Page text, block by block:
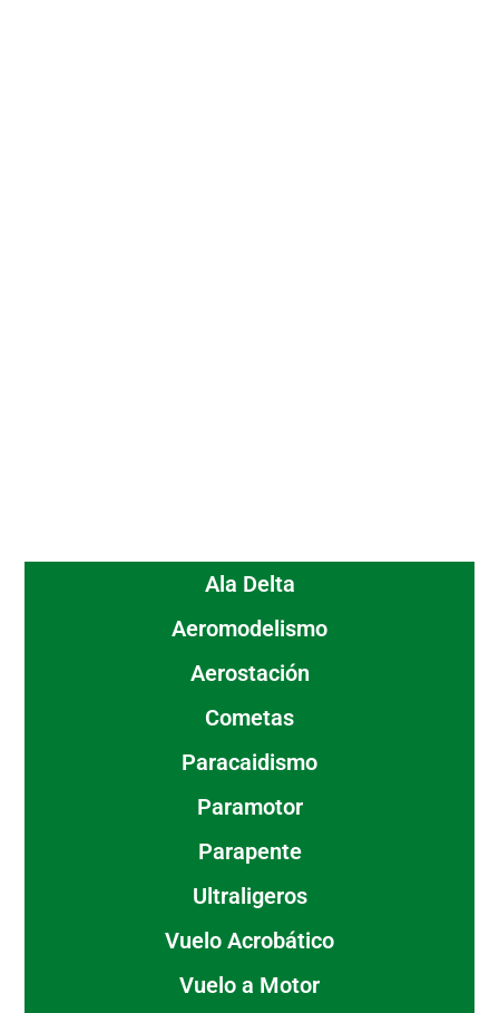
Ala Delta
Aeromodelismo
Aerostación
Cometas
Paracaidismo
Paramotor
Parapente
Ultraligeros
Vuelo Acrobático
Vuelo a Motor